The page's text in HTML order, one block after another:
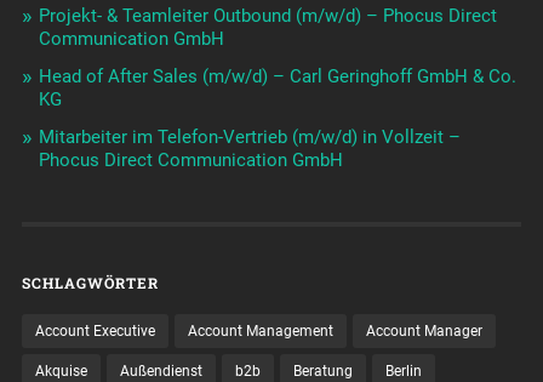
Projekt- & Teamleiter Outbound (m/w/d) – Phocus Direct
Communication GmbH
Head of After Sales (m/w/d) – Carl Geringhoff GmbH & Co.
KG
Mitarbeiter im Telefon-Vertrieb (m/w/d) in Vollzeit –
Phocus Direct Communication GmbH
SCHLAGWÖRTER
Account Executive Account Management Account Manager
Akquise Außendienst b2b Beratung Berlin